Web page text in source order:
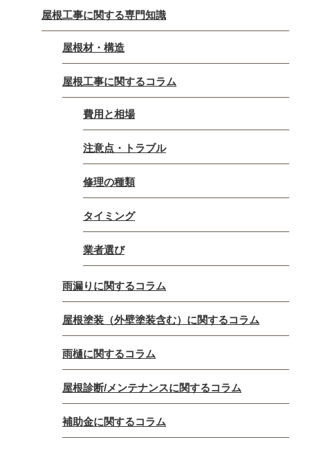
屋根工事に関する専門知識
屋根材・構造
屋根工事に関するコラム
費用と相場
注意点・トラブル
修理の種類
タイミング
業者選び
雨漏りに関するコラム
屋根塗装（外壁塗装含む）に関するコラム
雨樋に関するコラム
屋根診断/メンテナンスに関するコラム
補助金に関するコラム